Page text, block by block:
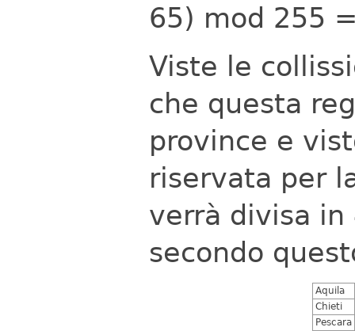
65) mod 255
Viste le
che questa
province e
riservata per
verrà divisa in
secondo
Aquila
Chieti
Pescara